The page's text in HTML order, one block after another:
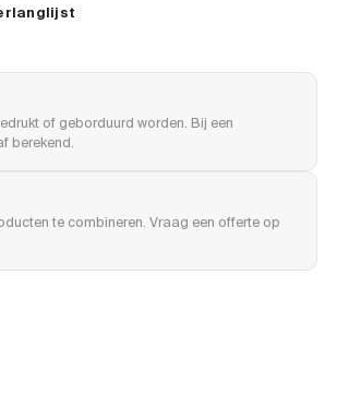
of geborduurd worden. Bij een
berekend.
te combineren. Vraag een offerte op